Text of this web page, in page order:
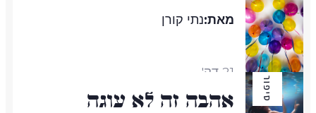
מאת:נתי קורן
21 דק'
סיפור אהבה זה לא עוגה